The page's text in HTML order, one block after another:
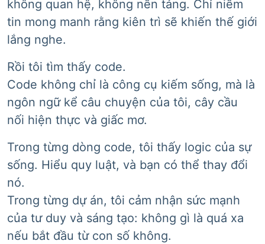
không quan hệ, không nền tảng. Chỉ niềm
tin mong manh rằng kiên trì sẽ khiến thế giới
lắng nghe.
Rồi tôi tìm thấy code.
Code không chỉ là công cụ kiếm sống, mà là
ngôn ngữ kể câu chuyện của tôi, cây cầu
nối hiện thực và giấc mơ.
Trong từng dòng code, tôi thấy logic của sự
sống. Hiểu quy luật, và bạn có thể thay đổi
nó.
Trong từng dự án, tôi cảm nhận sức mạnh
của tư duy và sáng tạo: không gì là quá xa
nếu bắt đầu từ con số không.